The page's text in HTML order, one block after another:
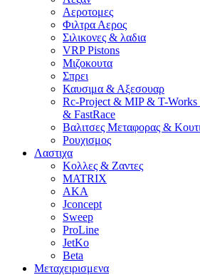
Αεροτομες
Φιλτρα Αερος
Σιλικονες & λαδια
VRP Pistons
Μιζοκουτα
Σπρει
Καυσιμα & Αξεσουαρ
Rc-Project & MIP & T-
& FastRace
Βαλιτσες Μεταφορας &
Ρουχισμος
Λαστιχα
Κολλες & Ζαντες
MATRIX
AKA
Jconcept
Sweep
ProLine
JetKo
Beta
Μεταχειρισμενα